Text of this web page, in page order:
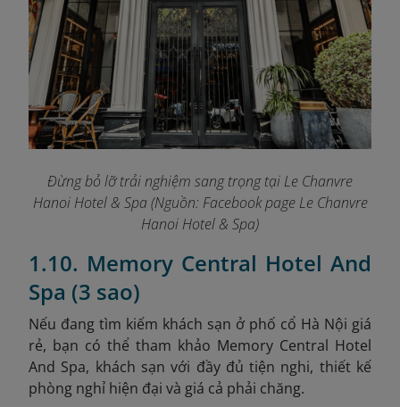
Đừng bỏ lỡ trải nghiệm sang trọng tại Le Chanvre
Hanoi Hotel & Spa (Nguồn: Facebook page Le Chanvre
Hanoi Hotel & Spa)
1.10. Memory Central Hotel And
Spa (3 sao)
Nếu đang tìm kiếm khách sạn ở phố cổ Hà Nội giá
rẻ, bạn có thể tham khảo Memory Central Hotel
And Spa, khách sạn với đầy đủ tiện nghi, thiết kế
phòng nghỉ hiện đại và giá cả phải chăng.